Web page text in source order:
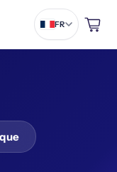
FR Panier